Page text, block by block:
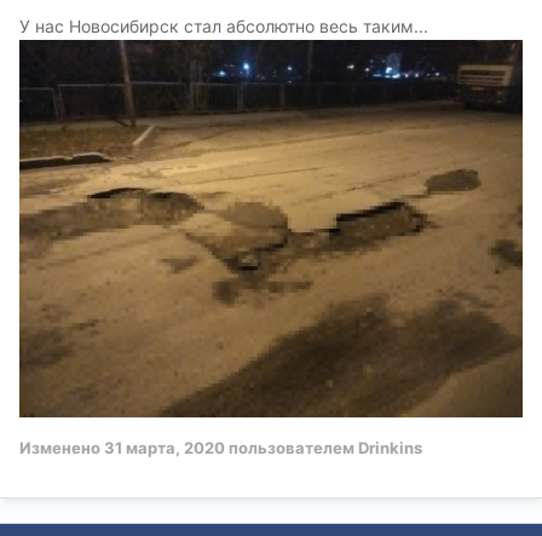
У нас Новосибирск стал абсолютно весь таким...
Изменено 31 марта, 2020 пользователем Drinkins